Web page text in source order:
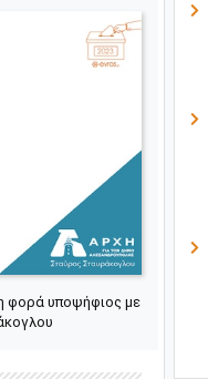
φορά υποψήφιος με